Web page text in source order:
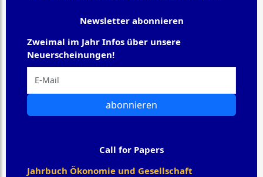
Newsletter abonnieren
Zweimal im Jahr Infos über unsere
Neuerscheinungen!
abonnieren
Call for Papers
Jahrbuch Ökonomie und Gesellschaft